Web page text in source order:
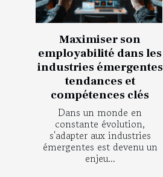
Maximiser son
employabilité dans les
industries émergentes
tendances et
compétences clés
Dans un monde en
constante évolution,
s'adapter aux industries
émergentes est devenu un
enjeu...